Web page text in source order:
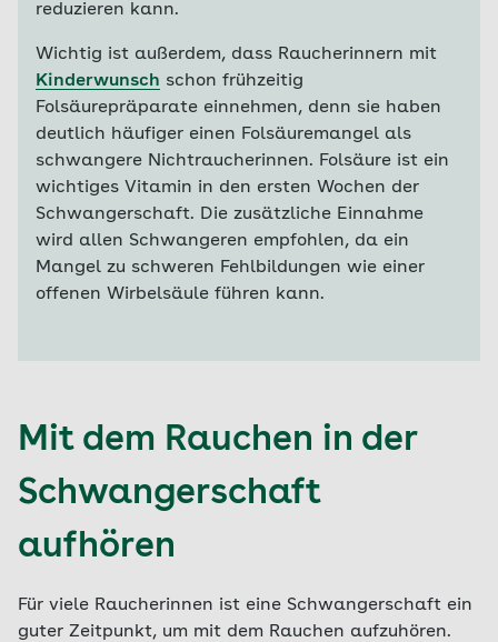
reduzieren kann.
Wichtig ist außerdem, dass Raucherinnern mit
Kinderwunsch schon frühzeitig
Folsäurepräparate einnehmen, denn sie haben
deutlich häufiger einen Folsäuremangel als
schwangere Nichtraucherinnen. Folsäure ist ein
wichtiges Vitamin in den ersten Wochen der
Schwangerschaft. Die zusätzliche Einnahme
wird allen Schwangeren empfohlen, da ein
Mangel zu schweren Fehlbildungen wie einer
offenen Wirbelsäule führen kann.
Mit dem Rauchen in der
Schwangerschaft
aufhören
Für viele Raucherinnen ist eine Schwangerschaft ein
guter Zeitpunkt, um mit dem Rauchen aufzuhören.